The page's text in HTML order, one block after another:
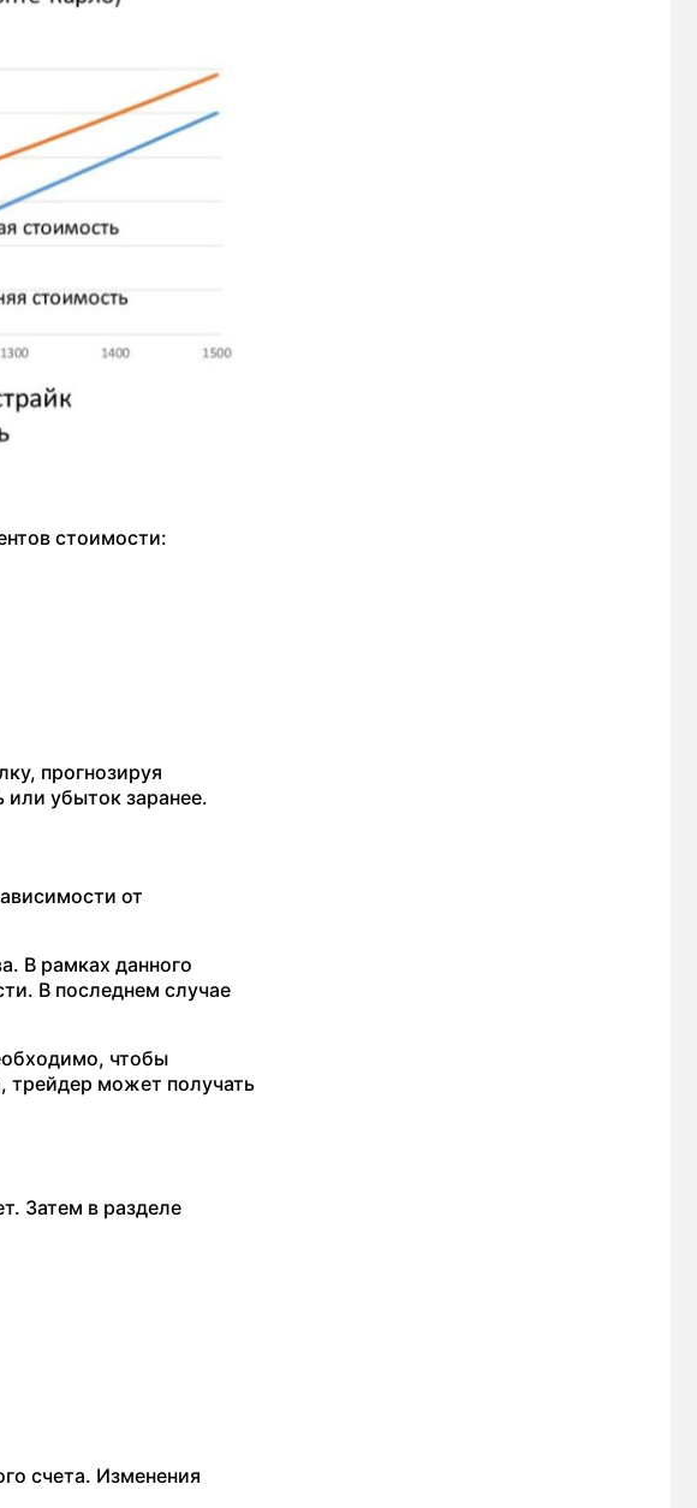
стоимости:
прогнозируя
или убыток заранее.
от
В рамках данного
В последнем случае
чтобы
трейдер может получать
Затем в разделе
счета. Изменения